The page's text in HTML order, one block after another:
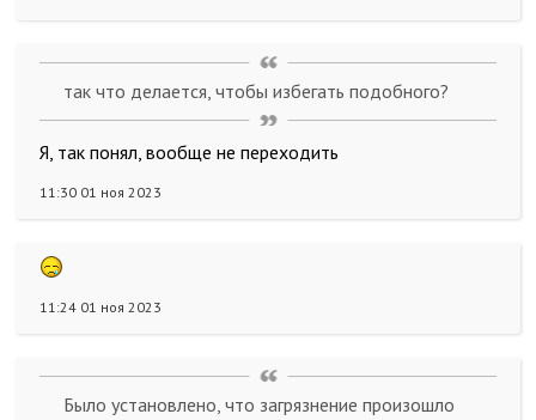
так что делается, чтобы избегать подобного?
Я, так понял, вообще не переходить
11:30 01 ноя 2023
11:24 01 ноя 2023
Было установлено, что загрязнение произошло